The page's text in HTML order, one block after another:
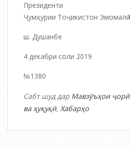
Президенти
Ҷумҳурии Тоҷикистон Эмомалӣ
ш. Душанбе
4 декабри соли 2019
№1380
Сабт шуд дар Мавзӯъҳои ҷорӣ
ва ҳуқуқӣ, Хабарҳо